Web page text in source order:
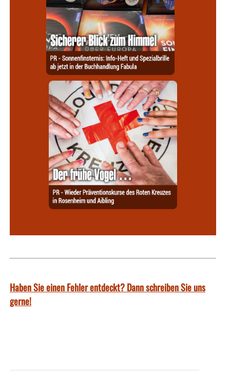
Haben Sie einen Fehler entdeckt? Dann schreiben Sie uns
gerne!